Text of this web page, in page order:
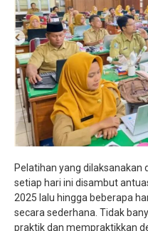
Pelatihan yang
setiap hari ini disambut
2025 lalu hingga beberapa
secara sederhana. Tidak
praktik dan mempraktikkan